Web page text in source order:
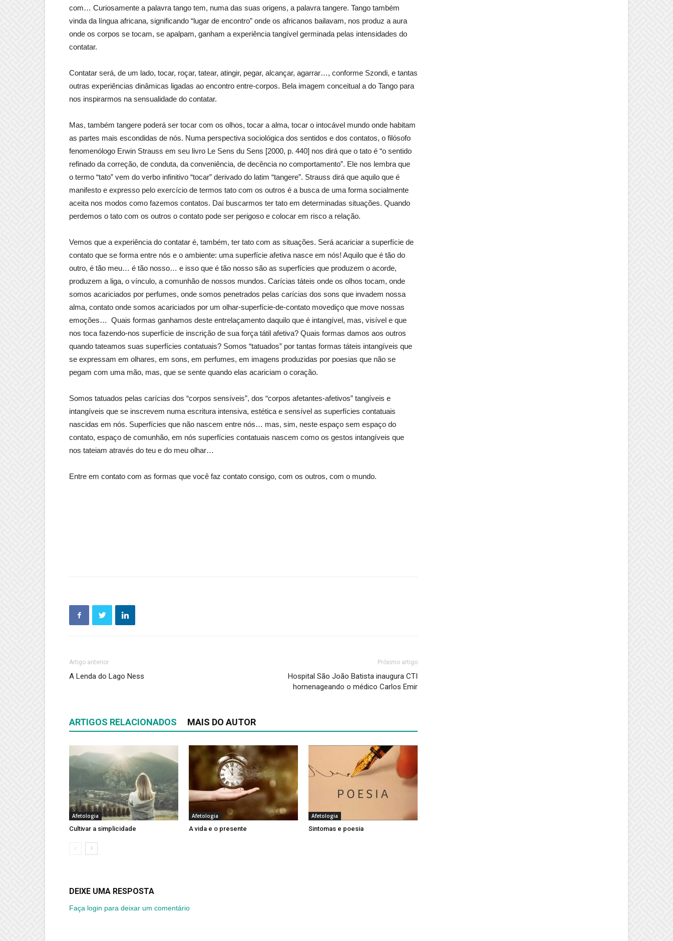
com… Curiosamente a palavra tango tem, numa das suas origens, a palavra tangere. Tango também
vinda da língua africana, significando “lugar de encontro” onde os africanos bailavam, nos produz a aura
onde os corpos se tocam, se apalpam, ganham a experiência tangível germinada pelas intensidades do
contatar.
Contatar será, de um lado, tocar, roçar, tatear, atingir, pegar, alcançar, agarrar…, conforme Szondi, e tantas
outras experiências dinâmicas ligadas ao encontro entre-corpos. Bela imagem conceitual a do Tango para
nos inspirarmos na sensualidade do contatar.
Mas, também tangere poderá ser tocar com os olhos, tocar a alma, tocar o intocável mundo onde habitam
as partes mais escondidas de nós. Numa perspectiva sociológica dos sentidos e dos contatos, o filósofo
fenomenólogo Erwin Strauss em seu livro Le Sens du Sens [2000, p. 440] nos dirá que o tato é “o sentido
refinado da correção, de conduta, da conveniência, de decência no comportamento”. Ele nos lembra que
o termo “tato” vem do verbo infinitivo “tocar” derivado do latim “tangere”. Strauss dirá que aquilo que é
manifesto e expresso pelo exercício de termos tato com os outros é a busca de uma forma socialmente
aceita nos modos como fazemos contatos. Daí buscarmos ter tato em determinadas situações. Quando
perdemos o tato com os outros o contato pode ser perigoso e colocar em risco a relação.
Vemos que a experiência do contatar é, também, ter tato com as situações. Será acariciar a superfície de
contato que se forma entre nós e o ambiente: uma superfície afetiva nasce em nós! Aquilo que é tão do
outro, é tão meu… é tão nosso… e isso que é tão nosso são as superfícies que produzem o acorde,
produzem a liga, o vínculo, a comunhão de nossos mundos. Carícias táteis onde os olhos tocam, onde
somos acariciados por perfumes, onde somos penetrados pelas carícias dos sons que invadem nossa
alma, contato onde somos acariciados por um olhar-superfície-de-contato movediço que move nossas
emoções… Quais formas ganhamos deste entrelaçamento daquilo que é intangível, mas, visível e que
nos toca fazendo-nos superfície de inscrição de sua força tátil afetiva? Quais formas damos aos outros
quando tateamos suas superfícies contatuais? Somos “tatuados” por tantas formas táteis intangíveis que
se expressam em olhares, em sons, em perfumes, em imagens produzidas por poesias que não se
pegam com uma mão, mas, que se sente quando elas acariciam o coração.
Somos tatuados pelas carícias dos “corpos sensíveis”, dos “corpos afetantes-afetivos” tangíveis e
intangíveis que se inscrevem numa escritura intensiva, estética e sensível as superfícies contatuais
nascidas em nós. Superfícies que não nascem entre nós… mas, sim, neste espaço sem espaço do
contato, espaço de comunhão, em nós superfícies contatuais nascem como os gestos intangíveis que
nos tateiam através do teu e do meu olhar…
Entre em contato com as formas que você faz contato consigo, com os outros, com o mundo.
Artigo anterior
A Lenda do Lago Ness
Próximo artigo
Hospital São João Batista inaugura CTI
homenageando o médico Carlos Emir
ARTIGOS RELACIONADOS MAIS DO AUTOR
Afetologia
Cultivar a simplicidade
Afetologia
A vida e o presente
Afetologia
Sintomas e poesia
DEIXE UMA RESPOSTA
Faça login para deixar um comentário